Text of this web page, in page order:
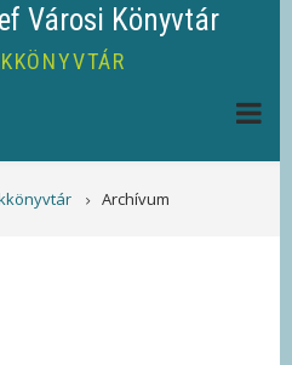
Városi Könyvtár
Archívum